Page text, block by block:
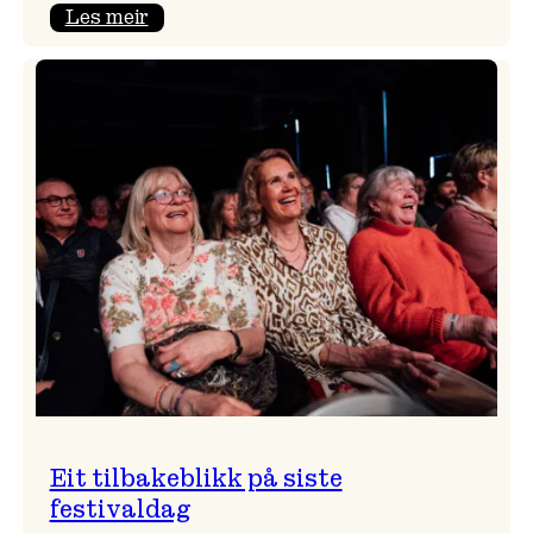
Les meir:
Eit tilbakeblikk på siste
festivaldag